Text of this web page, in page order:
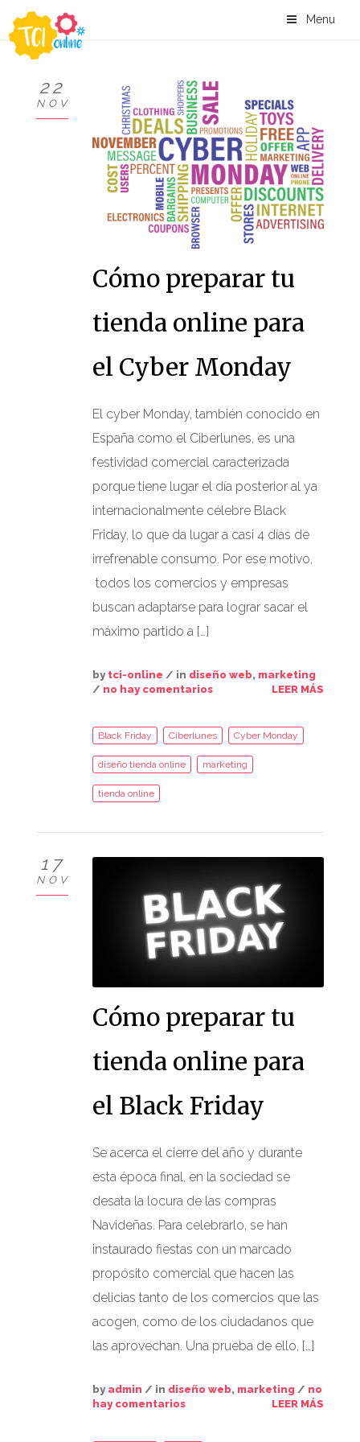
Menu
22
NOV
Cómo preparar tu
tienda online para
el Cyber Monday
El cyber Monday, también conocido en
España como el Ciberlunes, es una
festividad comercial caracterizada
porque tiene lugar el día posterior al ya
internacionalmente célebre Black
Friday, lo que da lugar a casi 4 días de
irrefrenable consumo. Por ese motivo,
todos los comercios y empresas
buscan adaptarse para lograr sacar el
máximo partido a […]
by tci-online / in diseño web, marketing
/ no hay comentarios LEER MÁS
Black Friday Ciberlunes Cyber Monday
diseño tienda online marketing
tienda online
17
NOV
Cómo preparar tu
tienda online para
el Black Friday
Se acerca el cierre del año y durante
esta época final, en la sociedad se
desata la locura de las compras
Navideñas. Para celebrarlo, se han
instaurado fiestas con un marcado
propósito comercial que hacen las
delicias tanto de los comercios que las
acogen, como de los ciudadanos que
las aprovechan. Una prueba de ello, […]
by admin / in diseño web, marketing / no
hay comentarios
LEER MÁS